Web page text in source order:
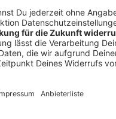
Links zum Thema:
Post
berichtet